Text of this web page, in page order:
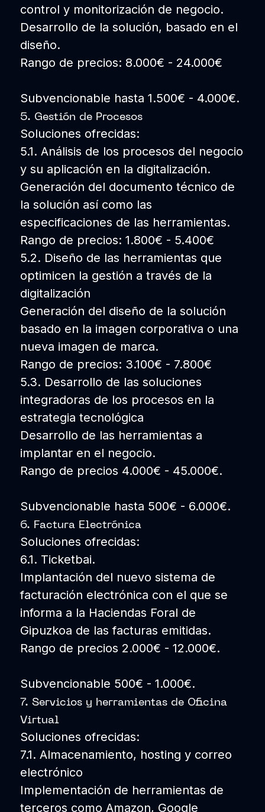
control y monitorización de negocio.
Desarrollo de la solución, basado en el
diseño.
Rango de precios: 8.000€ - 24.000€
Subvencionable hasta 1.500€ - 4.000€.
5. Gestión de Procesos
Soluciones ofrecidas:
5.1. Análisis de los procesos del negocio
y su aplicación en la digitalización.
Generación del documento técnico de
la solución así como las
especificaciones de las herramientas.
Rango de precios: 1.800€ - 5.400€
5.2. Diseño de las herramientas que
optimicen la gestión a través de la
digitalización
Generación del diseño de la solución
basado en la imagen corporativa o una
nueva imagen de marca.
Rango de precios: 3.100€ - 7.800€
5.3. Desarrollo de las soluciones
integradoras de los procesos en la
estrategia tecnológica
Desarrollo de las herramientas a
implantar en el negocio.
Rango de precios 4.000€ - 45.000€.
Subvencionable hasta 500€ - 6.000€.
6. Factura Electrónica
Soluciones ofrecidas:
6.1. Ticketbai.
Implantación del nuevo sistema de
facturación electrónica con el que se
informa a la Haciendas Foral de
Gipuzkoa de las facturas emitidas.
Rango de precios 2.000€ - 12.000€.
Subvencionable 500€ - 1.000€.
7. Servicios y herramientas de Oficina
Virtual
Soluciones ofrecidas:
7.1. Almacenamiento, hosting y correo
electrónico
Implementación de herramientas de
terceros como Amazon, Google